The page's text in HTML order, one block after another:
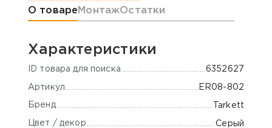
Информация о товаре
О товаре МонтажОстатки
Характеристики
ID товара для поиска 6352627
Артикул ER08-802
Бренд Tarkett
Цвет / декор Серый